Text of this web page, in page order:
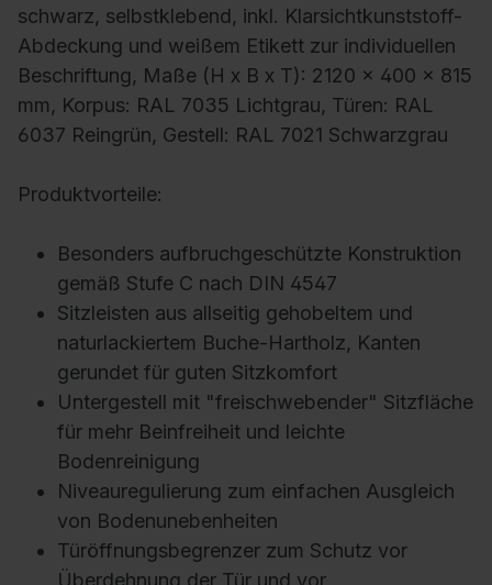
schwarz, selbstklebend, inkl. Klarsichtkunststoff-
Abdeckung und weißem Etikett zur individuellen
Beschriftung, Maße (H x B x T): 2120 x 400 x 815
mm, Korpus: RAL 7035 Lichtgrau, Türen: RAL
6037 Reingrün, Gestell: RAL 7021 Schwarzgrau
Produktvorteile:
Besonders aufbruchgeschützte Konstruktion
gemäß Stufe C nach DIN 4547
Sitzleisten aus allseitig gehobeltem und
naturlackiertem Buche-Hartholz, Kanten
gerundet für guten Sitzkomfort
Untergestell mit "freischwebender" Sitzfläche
für mehr Beinfreiheit und leichte
Bodenreinigung
Niveauregulierung zum einfachen Ausgleich
von Bodenunebenheiten
Türöffnungsbegrenzer zum Schutz vor
Überdehnung der Tür und vor